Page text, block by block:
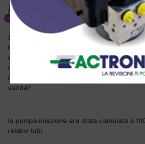
Manuele
14 Dicembre 2012
Salve a tutti ho questa macchina che dallo
Km sono piu di 200 mila il cliente mi dice
opure cambiarla mi ha chiesto se per
molto. ho fatto diagnosi e come errore nel
riscaldatore sonda lambda B2 S3!!!! ma
sonda?
la pompa iniezione era stata cambiata a
relativi tubi.